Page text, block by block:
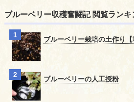
ブルーベリー収穫奮闘記 閲覧ランキ
ブルーベリー栽培の土作り【
ブルーベリーの人工授粉